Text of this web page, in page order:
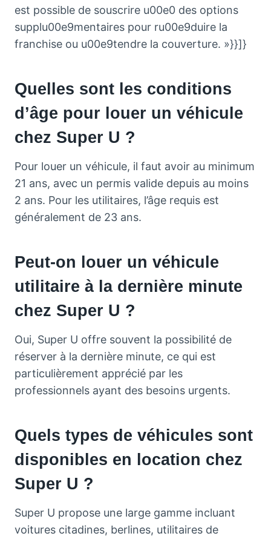
est possible de souscrire u00e0 des options
supplu00e9mentaires pour ru00e9duire la
franchise ou u00e9tendre la couverture. »}}]}
Quelles sont les conditions
d’âge pour louer un véhicule
chez Super U ?
Pour louer un véhicule, il faut avoir au minimum
21 ans, avec un permis valide depuis au moins
2 ans. Pour les utilitaires, l’âge requis est
généralement de 23 ans.
Peut-on louer un véhicule
utilitaire à la dernière minute
chez Super U ?
Oui, Super U offre souvent la possibilité de
réserver à la dernière minute, ce qui est
particulièrement apprécié par les
professionnels ayant des besoins urgents.
Quels types de véhicules sont
disponibles en location chez
Super U ?
Super U propose une large gamme incluant
voitures citadines, berlines, utilitaires de